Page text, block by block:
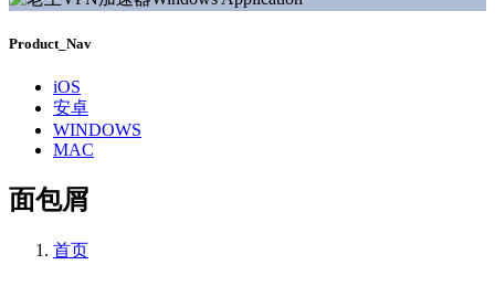
Product_Nav
iOS
安卓
WINDOWS
MAC
面包屑
首页